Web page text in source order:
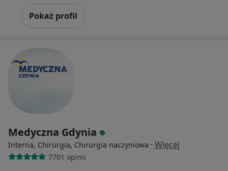
Pokaż profil
Medyczna Gdynia
Interna, Chirurgia, Chirurgia naczyniowa · Więcej
7701 opinii